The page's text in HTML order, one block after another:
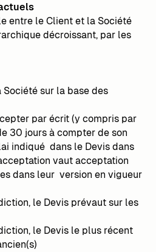
entre le Client et la Société
décroissant, par les
sur la base des
par écrit (y compris par
30 jours à compter de son
indiqué dans le Devis dans
vaut acceptation
dans leur version en vigueur
le Devis prévaut sur les
le Devis le plus récent